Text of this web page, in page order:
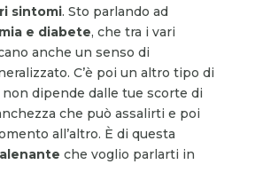
sintomi. Sto parlando ad
e diabete, che tra i vari
anche un senso di
C’è poi un altro tipo di
dipende dalle tue scorte di
che può assalirti e poi
all’altro. È di questa
che voglio parlarti in